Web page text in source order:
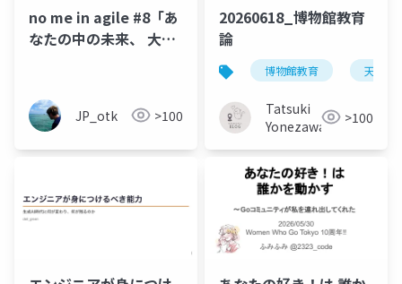
no me in agile #8「あ
なたの中の未来、 大義
JP_otk >100
20260618_博物館教育
論
博物館教育 天文学
Tatsuki
Yonezawa
>100